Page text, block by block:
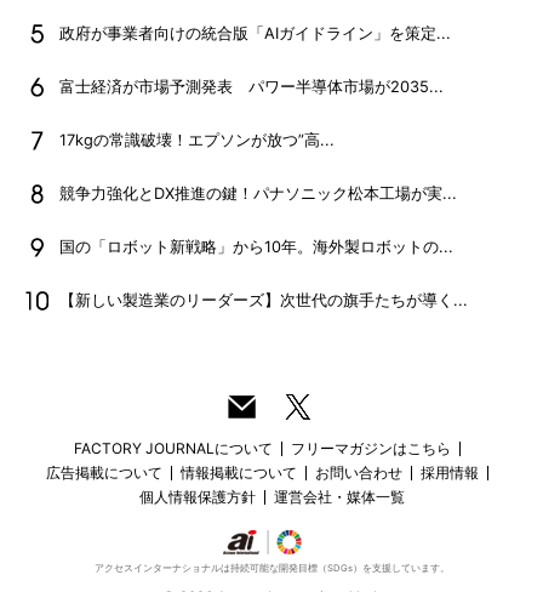
政府が事業者向けの統合版「AIガイドライン」を策定...
富士経済が市場予測発表 パワー半導体市場が2035...
17kgの常識破壊！エプソンが放つ”高...
競争力強化とDX推進の鍵！パナソニック松本工場が実...
国の「ロボット新戦略」から10年。海外製ロボットの...
【新しい製造業のリーダーズ】次世代の旗手たちが導く...
FACTORY JOURNALについて
フリーマガジンはこちら
広告掲載について
情報掲載について お問い合わせ
採用情報
個人情報保護方針
運営会社・媒体一覧
アクセスインターナショナルは持続可能な開発目標（SDGs）を支援しています。